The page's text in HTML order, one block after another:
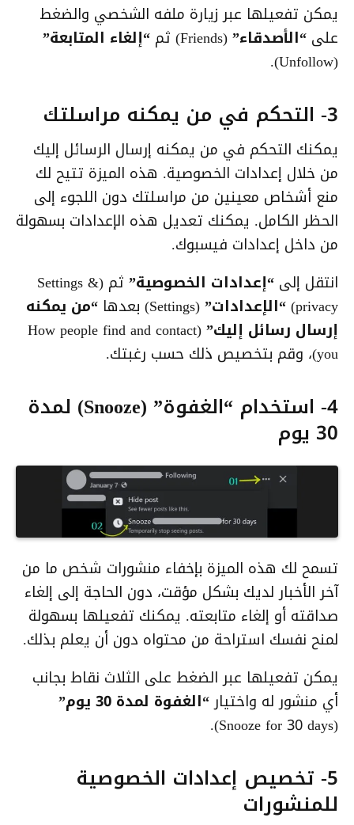
يمكن تفعيلها عبر زيارة ملفه الشخصي والضغط
على “الأصدقاء”(Friends) ثم
“إلغاء المتابعة”
(Unfollow).
3- التحكم في من يمكنه مراسلتك
يمكنك التحكم في من يمكنه إرسال الرسائل إليك
من خلال إعدادات الخصوصية. هذه الميزة تتيح لك
منع أشخاص معينين من مراسلتك دون اللجوء إلى
الحظر الكامل. يمكنك تعديل هذه الإعدادات بسهولة
من داخل إعدادات فيسبوك.
انتقل إلى “إعدادات الخصوصية”
ثم (Settings &
privacy) “الإعدادات”(Settings) بعدها
“من يمكنه
إرسال رسائل إليك” (How people find and contact
you)، وقم بتخصيص ذلك حسب رغبتك.
4- استخدام “الغفوة” (Snooze) لمدة
30 يوم
تسمح لك هذه الميزة بإخفاء منشورات شخص ما من
آخر الأخبار لديك بشكل مؤقت، دون الحاجة إلى إلغاء
صداقته أو إلغاء متابعته. يمكنك تفعيلها بسهولة
لمنح نفسك استراحة من محتواه دون أن يعلم بذلك.
يمكن تفعيلها عبر الضغط على الثلاث نقاط بجانب
أي منشور له واختيار“الغفوة لمدة 30 يوم”
(Snooze for 30 days).
5- تخصيص إعدادات الخصوصية
للمنشورات